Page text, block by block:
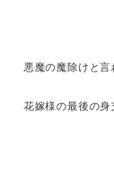
悪魔の魔除けと言
花嫁様の最後の